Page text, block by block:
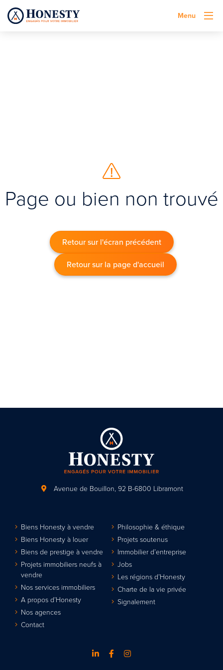
Menu
Page ou bien non trouvé
Retour sur l'écran précédent
Retour sur la page d'accueil
Avenue de Bouillon, 92 B-6800 Libramont
Biens Honesty à vendre
Biens Honesty à louer
Biens de prestige à vendre
Projets immobiliers neufs à
vendre
Nos services immobiliers
A propos d’Honesty
Nos agences
Contact
Philosophie & éthique
Projets soutenus
Immobilier d’entreprise
Jobs
Les régions d’Honesty
Charte de la vie privée
Signalement